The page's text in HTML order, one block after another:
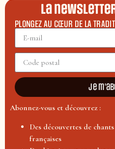
La
PLONGEZ AU CŒUR DE LA
Je
Abonnez-vous et découvrez :
Des découvertes de
françaises